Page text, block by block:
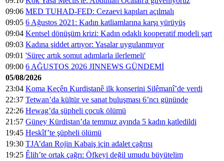
09:06 MED TUHAD-FED: Cezaevi kapıları açılmalı
09:05 6 Ağustos 2021: Kadın katliamlarına karşı yürüyüş
09:04 Kentsel dönüşüm krizi: Kadın odaklı kooperatif modeli şart
09:03 Kadına şiddet artıyor: Yasalar uygulanmıyor
09:01 'Süreç artık somut adımlarla ilerlemeli'
09:00 6 AĞUSTOS 2026 JINNEWS GÜNDEMİ
05/08/2026
23:04 Koma Keçên Kurdistanê ilk konserini Silêmanî’de verdi
22:37 Tetwan’da kültür ve sanat buluşması 6’ncı gününde
22:26 Hewag’da şüpheli çocuk ölümü
21:57 Güney Kürdistan’da temmuz ayında 5 kadın katledildi
19:45 Heskîf’te şüpheli ölümü
19:30 TJA’dan Rojin Kabaiş için adalet çağrısı
19:25 Êlih’te ortak çağrı: Öfkeyi değil umudu büyütelim